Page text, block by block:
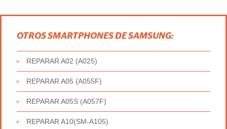
OTROS SMARTPHONES DE SAMSUNG:
REPARAR A02 (A025)
REPARAR A05 (A055F)
REPARAR A05S (A057F)
REPARAR A10(SM-A105)